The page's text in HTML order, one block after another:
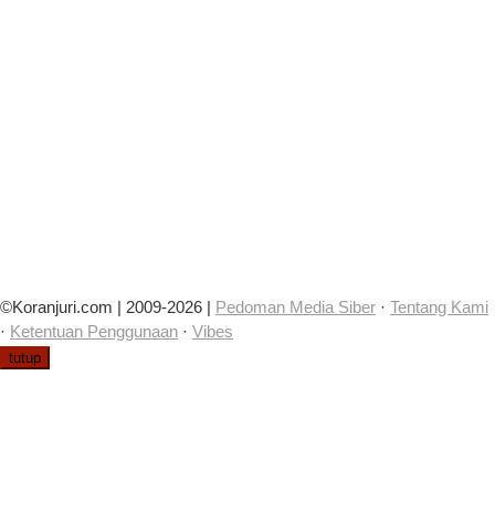
©Koranjuri.com | 2009-2026 | Pedoman Media Siber · Tentang Kami
· Ketentuan Penggunaan · Vibes
tutup